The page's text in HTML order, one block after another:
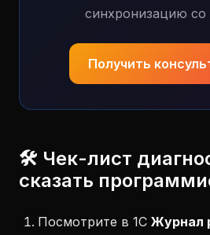
синхронизацию со
Получить
🛠 Чек-лист
сказать
Посмотрите в 1С Журнал